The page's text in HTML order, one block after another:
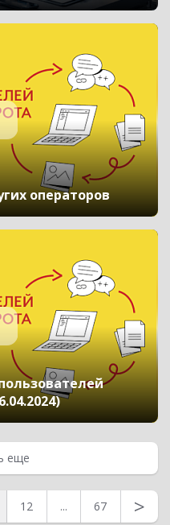
операторов
еще
12 ... 67 >